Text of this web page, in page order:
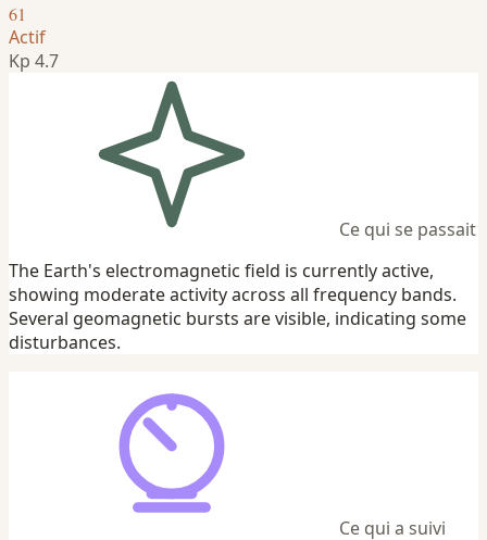
61
Actif
Kp 4.7
Ce qui se passait
The Earth's electromagnetic field is currently active,
showing moderate activity across all frequency bands.
Several geomagnetic bursts are visible, indicating some
disturbances.
Ce qui a suivi